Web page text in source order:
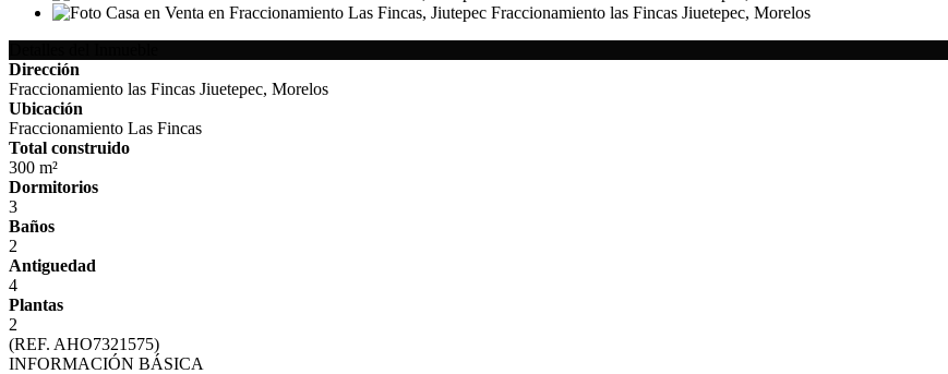
Dirección
Fraccionamiento las Fincas Jiuetepec, Morelos
Ubicación
Fraccionamiento Las Fincas
Total construido
300 m²
Dormitorios
3
Baños
2
Antiguedad
4
Plantas
2
(REF. AHO7321575)
INFORMACIÓN BÁSICA